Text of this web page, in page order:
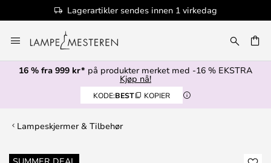
Lagerartikler sendes innen 1 virkedag
til
innhold
16 % fra 999 kr* på produkter merket med -16 % EKSTRA
Kjøp nå!
KODE:BEST KOPIER
Lampeskjermer & Tilbehør
Gå